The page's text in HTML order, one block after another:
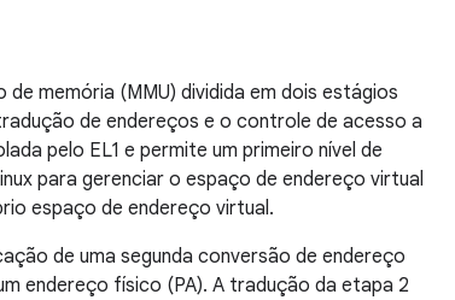
memória (MMU) dividida em dois estágios
de endereços e o controle de acesso a
pelo EL1 e permite um primeiro nível de
para gerenciar o espaço de endereço virtual
espaço de endereço virtual.
de uma segunda conversão de endereço
endereço físico (PA). A tradução da etapa 2